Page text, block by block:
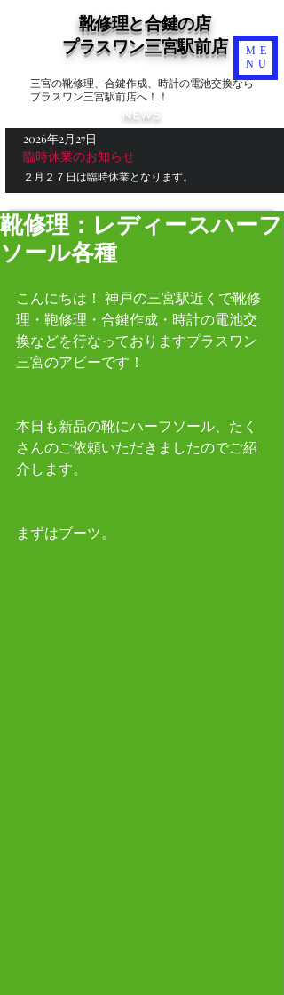
三宮の靴修理、合鍵作成、時計の電池交換なら
プラスワン三宮駅前店へ！！
NEWS
2026年2月27日
臨時休業のお知らせ
２月２７日は臨時休業となります。
靴修理と合鍵の店
​プラスワン三宮駅前店
ME
NU
靴修理：レディースハーフ
ソール各種
こんにちは！ 神戸の三宮駅近くで靴修
理・鞄修理・合鍵作成・時計の電池交
換などを行なっておりますプラスワン
三宮のアビーです！
本日も新品の靴にハーフソール、たく
さんのご依頼いただきましたのでご紹
介します。
まずはブーツ。